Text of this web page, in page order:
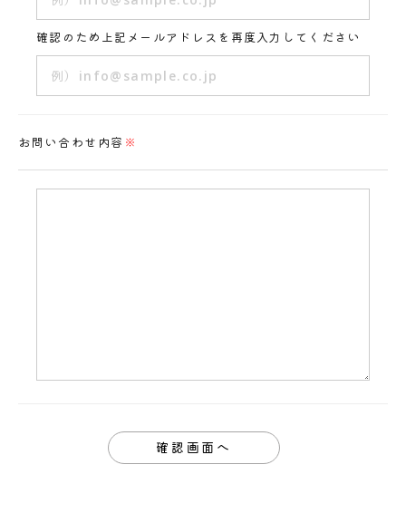
確認のため上記メールアドレスを再度入力してください
お問い合わせ内容 ※